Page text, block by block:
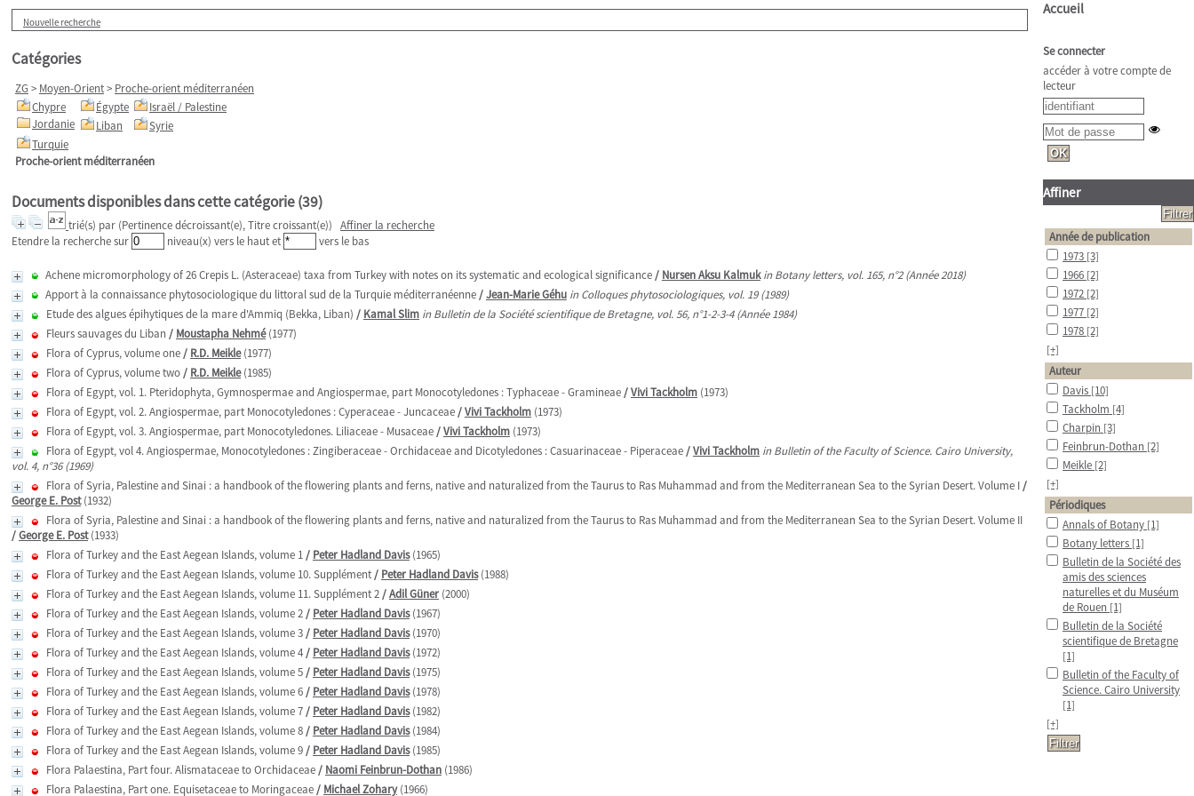
Nouvelle recherche
Catégories
ZG > Moyen-Orient> Proche-orient méditerranéen
Chypre
Égypte
Israël / Palestine
Jordanie
Liban
Syrie
Turquie
Proche-orient méditerranéen
Documents disponibles dans cette catégorie (39)
trié(s) par (Pertinence décroissant(e), Titre croissant(e)) Affiner la recherche
Etendre la recherche sur
niveau(x) vers le haut et vers le bas
Achene micromorphology of 26 Crepis L. (Asteraceae) taxa from Turkey with notes on its systematic and ecological significance/ Nursen Aksu Kalmuk in Botany letters, vol. 165, n°2 (Année 2018)
Apport à la connaissance phytosociologique du littoral sud de la Turquie méditerranéenne/Jean-Marie Géhu in Colloques phytosociologiques, vol. 19 (1989)
Etude des algues épihytiques de la mare d'Ammiq (Bekka, Liban) / Kamal Slim in Bulletin de la Société scientifique de Bretagne, vol. 56, n°1-2-3-4 (Année 1984)
Fleurs sauvages du Liban / Moustapha Nehmé(1977)
Flora of Cyprus, volume one/ R.D. Meikle(1977)
Flora of Cyprus, volume two/ R.D. Meikle(1985)
Flora of Egypt, vol. 1. Pteridophyta, Gymnospermae and Angiospermae, part Monocotyledones : Typhaceae - Gramineae/Vivi Tackholm (1973)
Flora of Egypt, vol. 2. Angiospermae, part Monocotyledones : Cyperaceae - Juncaceae/Vivi Tackholm (1973)
Flora of Egypt, vol. 3. Angiospermae, part Monocotyledones. Liliaceae - Musaceae/Vivi Tackholm (1973)
Flora of Egypt, vol 4. Angiospermae, Monocotyledones : Zingiberaceae - Orchidaceae and Dicotyledones : Casuarinaceae - Piperaceae/Vivi Tackholm in Bulletin of the Faculty of Science. Cairo University,
vol. 4, n°36 (1969)
Flora of Syria, Palestine and Sinai : a handbook of the flowering plants and ferns, native and naturalized from the Taurus to Ras Muhammad and from the Mediterranean Sea to the Syrian Desert. Volume I/
George E. Post(1932)
Flora of Syria, Palestine and Sinai : a handbook of the flowering plants and ferns, native and naturalized from the Taurus to Ras Muhammad and from the Mediterranean Sea to the Syrian Desert. Volume II
/George E. Post(1933)
Flora of Turkey and the East Aegean Islands, volume 1/ Peter Hadland Davis(1965)
Flora of Turkey and the East Aegean Islands, volume 10. Supplément/ Peter Hadland Davis(1988)
Flora of Turkey and the East Aegean Islands, volume 11. Supplément 2/Adil Güner (2000)
Flora of Turkey and the East Aegean Islands, volume 2/ Peter Hadland Davis(1967)
Flora of Turkey and the East Aegean Islands, volume 3/ Peter Hadland Davis(1970)
Flora of Turkey and the East Aegean Islands, volume 4/ Peter Hadland Davis(1972)
Flora of Turkey and the East Aegean Islands, volume 5/ Peter Hadland Davis(1975)
Flora of Turkey and the East Aegean Islands, volume 6/ Peter Hadland Davis(1978)
Flora of Turkey and the East Aegean Islands, volume 7/ Peter Hadland Davis(1982)
Flora of Turkey and the East Aegean Islands, volume 8/ Peter Hadland Davis(1984)
Flora of Turkey and the East Aegean Islands, volume 9/ Peter Hadland Davis(1985)
Flora Palaestina, Part four. Alismataceae to Orchidaceae/ Naomi Feinbrun-Dothan (1986)
Flora Palaestina, Part one. Equisetaceae to Moringaceae/ Michael Zohary(1966)
Accueil
Se connecter
accéder à votre compte de
lecteur
Affiner
Année de publication
1973 [3]
1966 [2]
1972 [2]
1977 [2]
1978 [2]
[+]
Auteur
Davis [10]
Tackholm [4]
Charpin [3]
Feinbrun-Dothan [2]
Meikle [2]
[+]
Périodiques
Annals of Botany [1]
Botany letters [1]
Bulletin de la Société des
amis des sciences
naturelles et du Muséum
de Rouen [1]
Bulletin de la Société
scientifique de Bretagne
[1]
Bulletin of the Faculty of
Science. Cairo University
[1]
[+]